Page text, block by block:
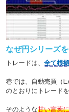
なぜ円シリーズ
トレードは、 全て根
巷では、自動売買（
のとおりにトレード
そのような甘い言葉